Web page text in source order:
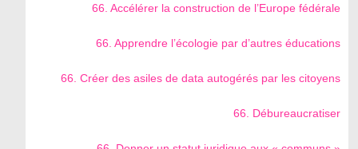
66. Accélérer la construction de l’Europe fédérale
66. Apprendre l’écologie par d’autres éducations
66. Créer des asiles de data autogérés par les citoyens
66. Débureaucratiser